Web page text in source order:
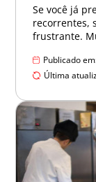
Se você já
recorrentes,
frustrante.
Publicado
Última